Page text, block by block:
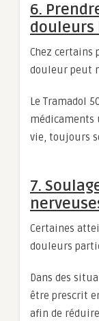
6.
douleurs
Chez certains
douleur peut
Le Tramadol
vie, toujours
7.
Certaines
douleurs
Dans des
être prescrit
afin de